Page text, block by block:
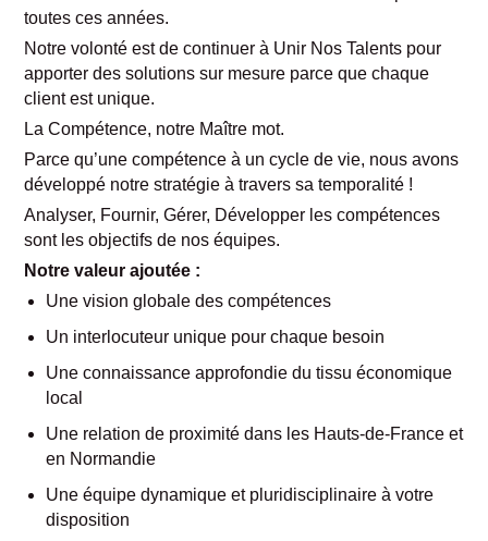
toutes ces années.
Notre volonté est de continuer à Unir Nos Talents pour
apporter des solutions sur mesure parce que chaque
client est unique.
La Compétence, notre Maître mot.
Parce qu’une compétence à un cycle de vie, nous avons
développé notre stratégie à travers sa temporalité !
Analyser, Fournir, Gérer, Développer les compétences
sont les objectifs de nos équipes.
Notre valeur ajoutée :
Une vision globale des compétences
Un interlocuteur unique pour chaque besoin
Une connaissance approfondie du tissu économique
local
Une relation de proximité dans les Hauts-de-France et
en Normandie
Une équipe dynamique et pluridisciplinaire à votre
disposition